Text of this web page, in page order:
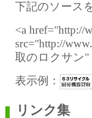
下記のソース
<a href="http://
src="http://
取のロクサン"
表示例：
リンク集